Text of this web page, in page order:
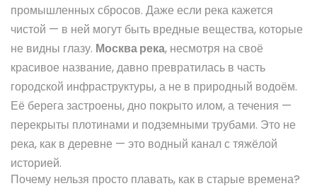
промышленных сбросов. Даже если река кажется
чистой — в ней могут быть вредные вещества, которые
не видны глазу. Москва река, несмотря на своё
красивое название, давно превратилась в часть
городской инфраструктуры, а не в природный водоём.
Её берега застроены, дно покрыто илом, а течения —
перекрыты плотинами и подземными трубами. Это не
река, как в деревне — это водный канал с тяжёлой
историей.
Почему нельзя просто плавать, как в старые времена?